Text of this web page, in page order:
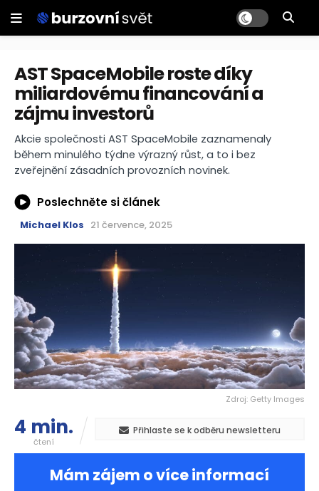
AST SpaceMobile roste díky
miliardovému financování a
zájmu investorů
Akcie společnosti AST SpaceMobile zaznamenaly
během minulého týdne výrazný růst, a to i bez
zveřejnění zásadních provozních novinek.
Poslechněte si článek
Michael Klos 21 července, 2025
Zdroj: Getty Images
4 min.
čtení
Přihlaste se k odběru newsletteru
Mám zájem o více informací